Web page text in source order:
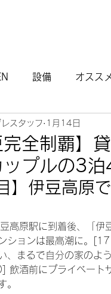
設備 オスス
知らせ 観光モデル
サウナ
完全制覇】
ップルの3泊
スタッフ 1月14日
】伊豆高原
高原駅に到着後、「伊
ションは最高潮に。
、まるで自分の家の
酒前にプライベート
。